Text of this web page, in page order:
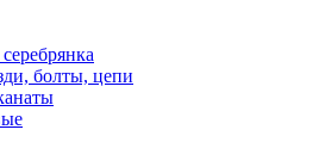
болты, цепи